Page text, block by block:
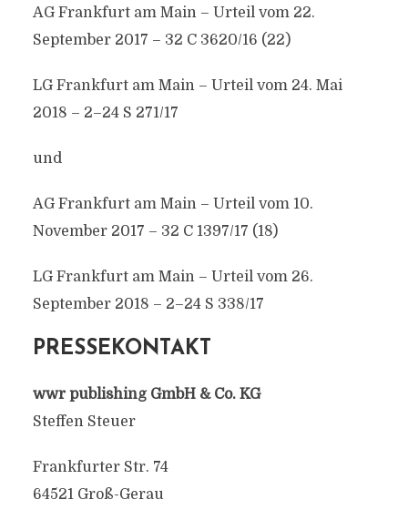
AG Frankfurt am Main – Urteil vom 22.
September 2017 – 32 C 3620/16 (22)
LG Frankfurt am Main – Urteil vom 24. Mai
2018 – 2–24 S 271/17
und
AG Frankfurt am Main – Urteil vom 10.
November 2017 – 32 C 1397/17 (18)
LG Frankfurt am Main – Urteil vom 26.
September 2018 – 2–24 S 338/17
PRESSEKONTAKT
wwr publishing GmbH & Co. KG
Steffen Steuer
Frankfurter Str. 74
64521 Groß-Gerau